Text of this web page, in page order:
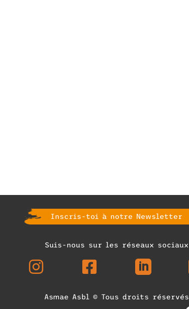
Inscris-toi à notre Newsletter
Suis-nous sur les réseaux sociaux
  
Asmae Asbl © Tous droits réservés